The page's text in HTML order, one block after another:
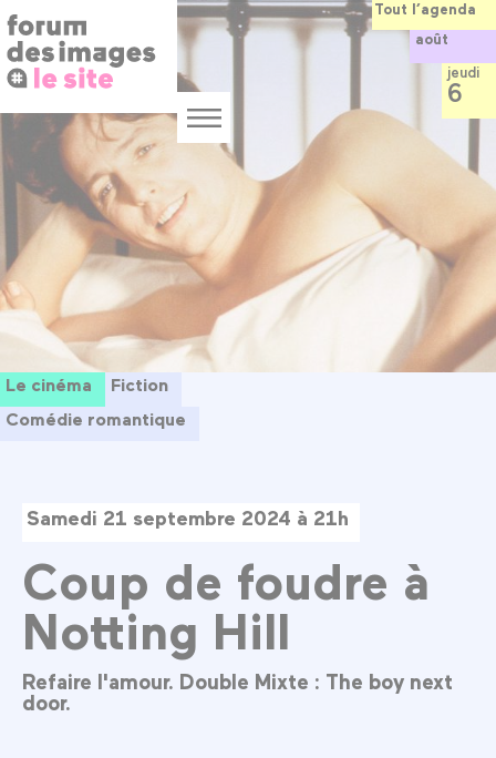
Panneau de gestion des cookies
au
contenu
principal
Menu
Le cinéma
Fiction
Comédie romantique
Samedi 21 septembre 2024 à 21h
Coup de foudre à
Notting Hill
Refaire l'amour. Double Mixte : The boy next
door.
Tout l’agenda
août
jeudi
6